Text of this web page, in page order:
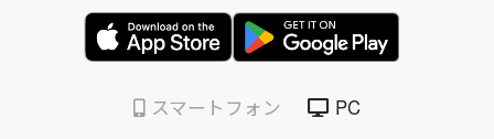
スマートフォン PC